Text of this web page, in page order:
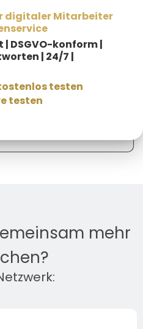
mehr
digitaler Mitarbeiter
| DSGVO-konform |
| 24/7 |
testen
testen